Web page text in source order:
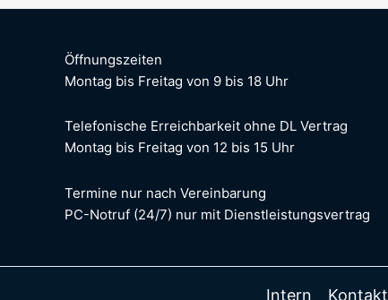
Öffnungszeiten
Montag bis Freitag von 9 bis 18 Uhr
Telefonische Erreichbarkeit ohne DL Vertrag
Montag bis Freitag von 12 bis 15 Uhr
Termine nur nach Vereinbarung
PC-Notruf (24/7) nur mit Dienstleistungsvertrag
Intern Kontakt